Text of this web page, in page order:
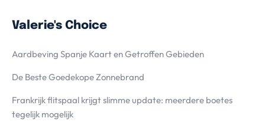
Valerie's Choice
Aardbeving Spanje Kaart en Getroffen Gebieden
De Beste Goedekope Zonnebrand
Frankrijk flitspaal krijgt slimme update: meerdere boetes
tegelijk mogelijk